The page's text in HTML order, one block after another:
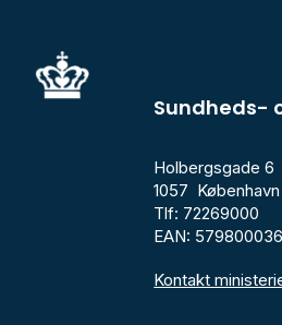
Sundheds-
Holbergsgade 6
1057
Tlf: 72269000
EAN:
Kontakt